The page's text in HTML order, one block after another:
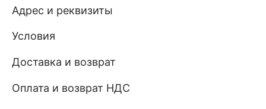
Адрес и реквизиты
Условия
Доставка и возврат
Оплата и возврат НДС